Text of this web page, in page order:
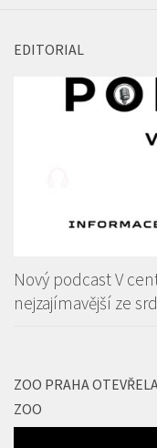
EDITORIAL
Nový podcast V
nejzajímavější ze
ZOO PRAHA
ZOO